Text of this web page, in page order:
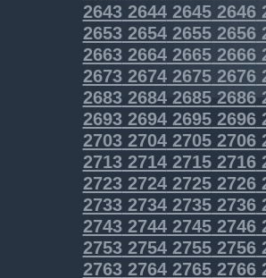
2643264426452646
2653265426552656
2663266426652666
2673267426752676
2683268426852686
2693269426952696
2703270427052706
2713271427152716
2723272427252726
2733273427352736
2743274427452746
2753275427552756
2763276427652766